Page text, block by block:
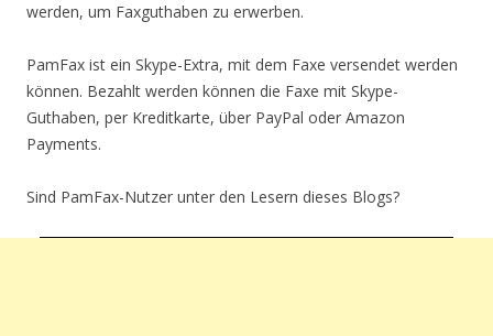
werden, um Faxguthaben zu erwerben.
PamFax ist ein Skype-Extra, mit dem Faxe versendet werden
können. Bezahlt werden können die Faxe mit Skype-
Guthaben, per Kreditkarte, über PayPal oder Amazon
Payments.
Sind PamFax-Nutzer unter den Lesern dieses Blogs?